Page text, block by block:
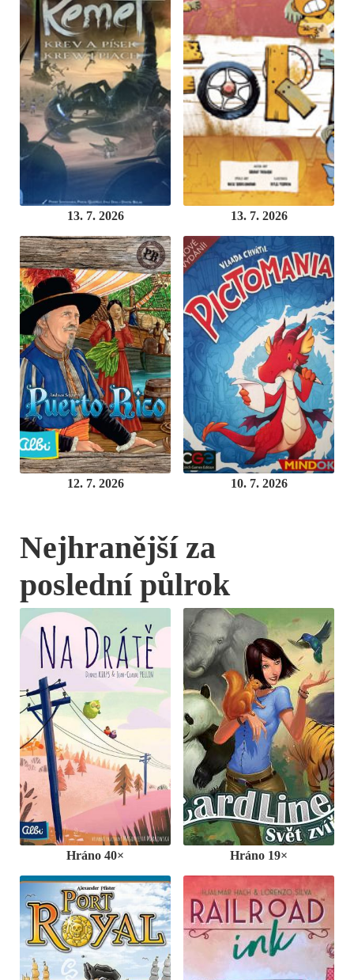
13. 7. 2026 13. 7. 2026
12. 7. 2026 10. 7. 2026
Nejhranější za
poslední půlrok
Hráno 40× Hráno 19×